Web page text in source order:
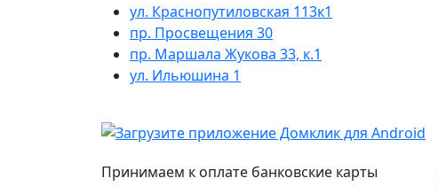
ул. Краснопутиловская 113к1
пр. Просвещения 30
пр. Маршала Жукова 33, к.1
ул. Ильюшина 1
Принимаем к оплате банковские карты